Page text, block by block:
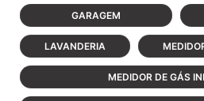
GARAGEM
LAVANDERIA
MEDIDOR DE GÁS